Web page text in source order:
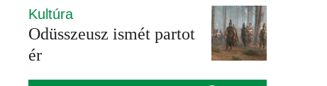
Kultúra
Odüsszeusz ismét partot
ér